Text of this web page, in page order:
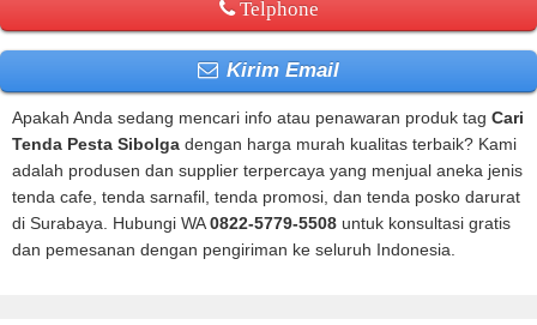
Telphone
Kirim Email
Apakah Anda sedang mencari info atau penawaran produk tag Cari
Tenda Pesta Sibolga dengan harga murah kualitas terbaik? Kami
adalah produsen dan supplier terpercaya yang menjual aneka jenis
tenda cafe, tenda sarnafil, tenda promosi, dan tenda posko darurat
di Surabaya. Hubungi WA0822-5779-5508 untuk konsultasi gratis
dan pemesanan dengan pengiriman ke seluruh Indonesia.